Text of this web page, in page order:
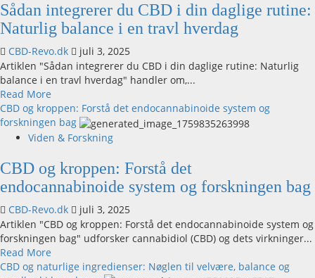
Du
CBD
i
Din
Daglige
Rutine
En
Naturlig
Vej
Balance
Sådan integrerer du CBD i din daglige rutine:
Naturlig balance i en travl hverdag
CBD-Revo.dk
juli 3, 2025
Artiklen "Sådan integrerer du CBD i din daglige rutine: Naturlig
balance i en travl hverdag" handler om,...
Read More
more
about
Sådan
du
CBD
i
din
daglige
rutine:
Naturlig
balance
CBD og kroppen: Forstå det endocannabinoide system og
forskningen bag
Viden & Forskning
CBD og kroppen: Forstå det
endocannabinoide system og forskningen bag
CBD-Revo.dk
juli 3, 2025
Artiklen "CBD og kroppen: Forstå det endocannabinoide system og
forskningen bag" udforsker cannabidiol (CBD) og dets virkninger...
Read More
more
CBD og naturlige ingredienser: Nøglen til velvære, balance og